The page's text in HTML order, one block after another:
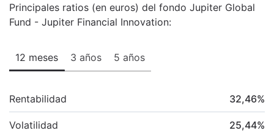
Principales ratios (en euros) del fondo Jupiter Global
Fund - Jupiter Financial Innovation:
12 meses 3 años 5 años
Rentabilidad 32,46%
Volatilidad 25,44%